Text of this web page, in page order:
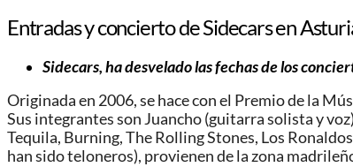
Entradas y concierto de Sidecars en
Sidecars, ha desvelado las fechas de los
Originada en 2006, se hace con el Premio de la
Sus integrantes son Juancho (guitarra solista y
Tequila, Burning, The Rolling Stones, Los
han sido teloneros), provienen de la zona